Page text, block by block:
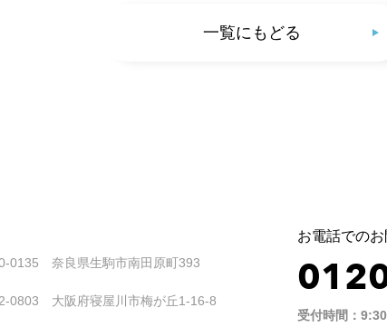
一覧にもどる
0135 奈良県生駒市南田原町393
0803 大阪府寝屋川市梅が丘1-16-8
お電話での
受付時間：